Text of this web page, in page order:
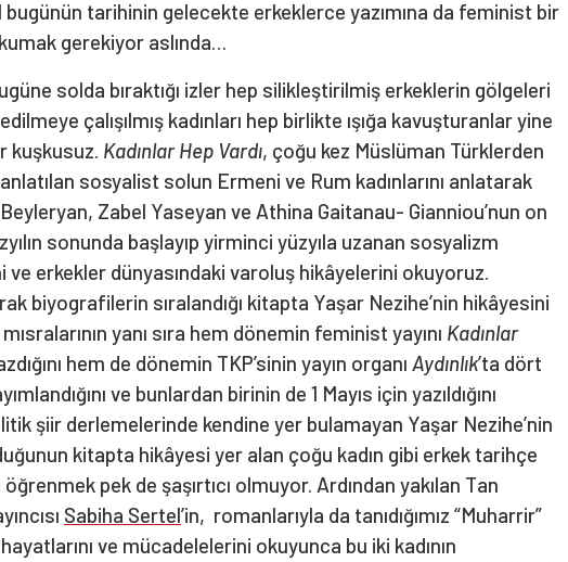
tarihinin gelecekte erkeklerce yazımına da feminist bir
gerekiyor aslında…
solda bıraktığı izler hep silikleştirilmiş erkeklerin gölgeleri
çalışılmış kadınları hep birlikte ışığa kavuşturanlar yine
kuşkusuz. Kadınlar Hep Vardı, çoğu kez Müslüman Türklerden
sosyalist solun Ermeni ve Rum kadınlarını anlatarak
Zabel Yaseyan ve Athina Gaitanau- Gianniou’nun on
sonunda başlayıp yirminci yüzyıla uzanan sosyalizm
ve erkekler dünyasındaki varoluş hikâyelerini okuyoruz.
biyografilerin sıralandığı kitapta Yaşar Nezihe’nin hikâyesini
yanı sıra hem dönemin feminist yayını Kadınlar
hem de dönemin TKP’sinin yayın organı Aydınlık’ta dört
ve bunlardan birinin de 1 Mayıs için yazıldığını
şiir derlemelerinde kendine yer bulamayan Yaşar Nezihe’nin
kitapta hikâyesi yer alan çoğu kadın gibi erkek tarihçe
öğrenmek pek de şaşırtıcı olmuyor. Ardından yakılan Tan
Sabiha Sertel’in, romanlarıyla da tanıdığımız “Muharrir”
hayatlarını ve mücadelelerini okuyunca bu iki kadının